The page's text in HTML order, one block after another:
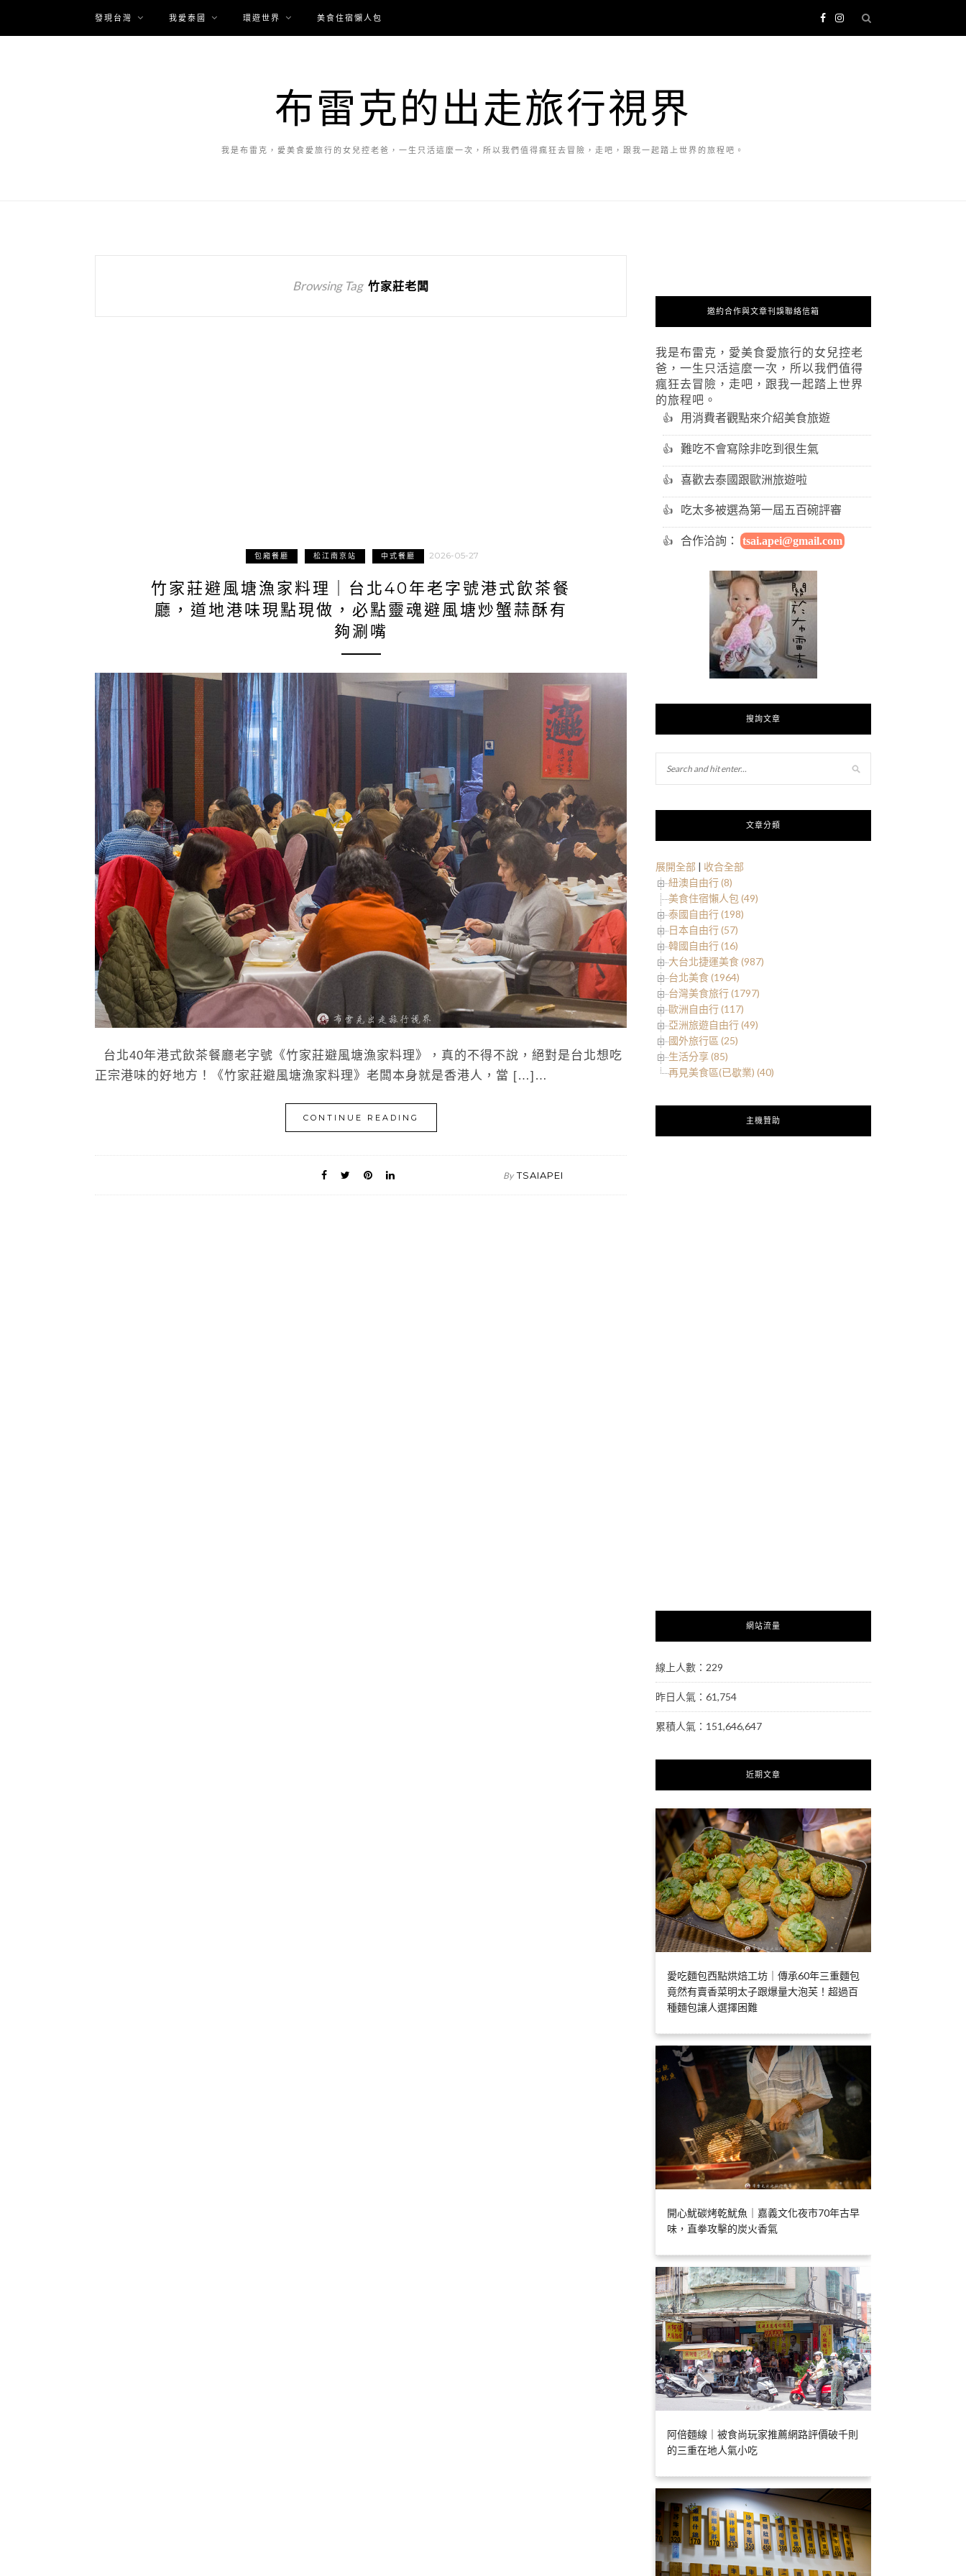
發現台灣 我愛泰國 環遊世界 美食住宿懶人包
布雷克的出走旅行視界
我是布雷克，愛美食愛旅行的女兒控老爸，一生只活這麼一次，所以我們值得瘋狂去冒險，走吧，跟我一起踏上世界的旅程吧。
Browsing Tag 竹家莊老闆
包廂餐廳 松江南京站 中式餐廳 2026-05-27
竹家莊避風塘漁家料理｜台北40年老字號港式飲茶餐
廳，道地港味現點現做，必點靈魂避風塘炒蟹蒜酥有
夠涮嘴
台北40年港式飲茶餐廳老字號《竹家莊避風塘漁家料理》，真的不得不說，絕對是台北想吃
正宗港味的好地方！《竹家莊避風塘漁家料理》老闆本身就是香港人，當 […]…
CONTINUE READING
By TSAIAPEI
邀約合作與文章刊誤聯絡信箱
我是布雷克，愛美食愛旅行的女兒控老
爸，一生只活這麼一次，所以我們值得
瘋狂去冒險，走吧，跟我一起踏上世界
的旅程吧。
用消費者觀點來介紹美食旅遊
難吃不會寫除非吃到很生氣
喜歡去泰國跟歐洲旅遊啦
吃太多被選為第一屆五百碗評審
合作洽詢： tsai.apei@gmail.com
搜詢文章
文章分類
展開全部 | 收合全部
紐澳自由行 (8)
美食住宿懶人包 (49)
泰國自由行 (198)
日本自由行 (57)
韓國自由行 (16)
大台北捷運美食 (987)
台北美食 (1964)
台灣美食旅行 (1797)
歐洲自由行 (117)
亞洲旅遊自由行 (49)
國外旅行區 (25)
生活分享 (85)
再見美食區(已歇業) (40)
主機贊助
網站流量
線上人數：229
昨日人氣：61,754
累積人氣：151,646,647
近期文章
愛吃麵包西點烘焙工坊｜傳承60年三重麵包
竟然有賣香菜明太子跟爆量大泡芙！超過百
種麵包讓人選擇困難
開心魷碳烤乾魷魚｜嘉義文化夜市70年古早
味，直拳攻擊的炭火香氣
阿倍麵線｜被食尚玩家推薦網路評價破千則
的三重在地人氣小吃